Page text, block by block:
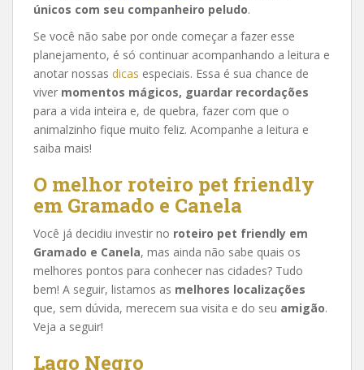
únicos com seu companheiro peludo.
Se você não sabe por onde começar a fazer esse
planejamento, é só continuar acompanhando a leitura e
anotar nossas dicas especiais. Essa é sua chance de
viver momentos mágicos, guardar recordações
para a vida inteira e, de quebra, fazer com que o
animalzinho fique muito feliz. Acompanhe a leitura e
saiba mais!
O melhor roteiro pet friendly
em Gramado e Canela
Você já decidiu investir no roteiro pet friendly em
Gramado e Canela, mas ainda não sabe quais os
melhores pontos para conhecer nas cidades? Tudo
bem! A seguir, listamos as melhores localizações
que, sem dúvida, merecem sua visita e do seu amigão.
Veja a seguir!
Lago Negro